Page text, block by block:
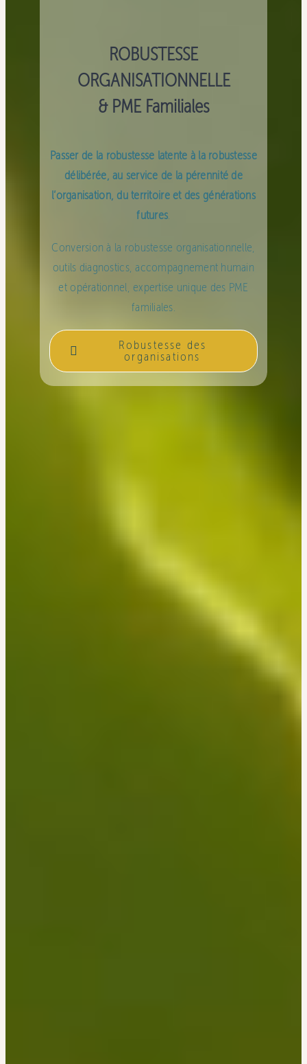
ROBUSTESSE
ORGANISATIONNELLE
& PME Familiales
Passer de la robustesse latente à la robustesse
délibérée, au service de la pérennité de
l’organisation, du territoire et des générations
futures
Conversion à la robustesse organisationnelle,
outils diagnostics, accompagnement humain
et opérationnel, expertise unique des PME
familiales.
Robustesse des
organisations